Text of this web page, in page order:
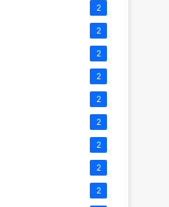
2
2
2
2
2
2
2
2
2